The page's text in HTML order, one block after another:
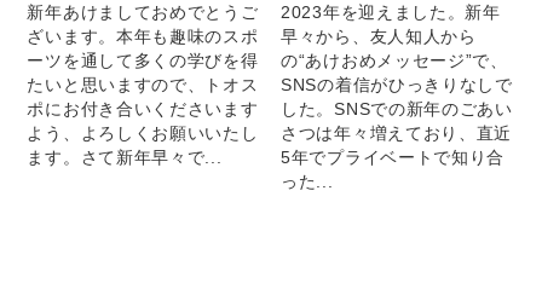
新年あけましておめでとうご
ざいます。本年も趣味のスポ
ーツを通して多くの学びを得
たいと思いますので、トオス
ポにお付き合いくださいます
よう、よろしくお願いいたし
ます。さて新年早々で...
2023年を迎えました。新年
早々から、友人知人から
の“あけおめメッセージ”で、
SNSの着信がひっきりなしで
した。SNSでの新年のごあい
さつは年々増えており、直近
5年でプライベートで知り合
った...